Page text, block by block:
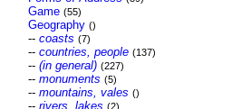
Game (55)
Geography ()
-- coasts (7)
-- countries, people (137)
-- (in general) (227)
-- monuments (5)
-- mountains, vales ()
-- rivers, lakes (2)